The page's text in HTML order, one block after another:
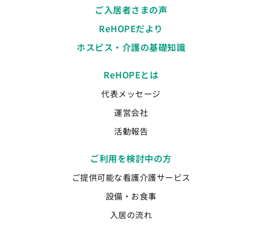
ご入居者さまの声
ReHOPEだより
ホスピス・介護の基礎知識
ReHOPEとは
代表メッセージ
運営会社
活動報告
ご利用を検討中の方
ご提供可能な看護介護サービス
設備・お食事
入居の流れ